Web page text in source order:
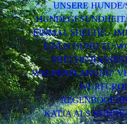
UNSERE HUNDE/
EINMAL SHELTIE -
EINEN HUND ZU
SHELTIE-
WELPENPLANUNG/
KATJA ALS